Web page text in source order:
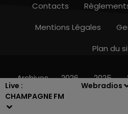
Live :
CHAMPAGNE FM
Webradios
Contacts
Mentions Légales
Plan du
Archives 2026 2025